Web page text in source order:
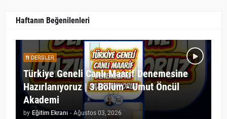
Haftanın Beğenilenleri
DERSLER
Türkiye Geneli Canlı Maarif Denemesine
Hazırlanıyoruz | 3.Bölüm - Umut Öncül
Akademi
by Eğitim Ekranı - Ağustos 03, 2026